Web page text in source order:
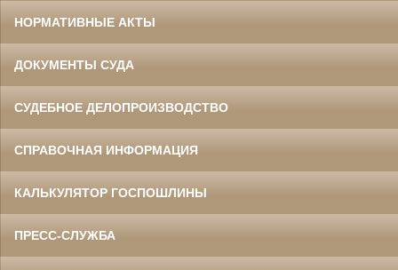
НОРМАТИВНЫЕ АКТЫ
ДОКУМЕНТЫ СУДА
СУДЕБНОЕ ДЕЛОПРОИЗВОДСТВО
СПРАВОЧНАЯ ИНФОРМАЦИЯ
КАЛЬКУЛЯТОР ГОСПОШЛИНЫ
ПРЕСС-СЛУЖБА